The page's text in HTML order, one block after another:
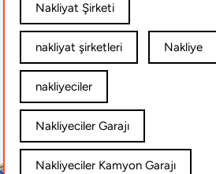
Nakliyat Şirketi
nakliyat şirketleri Nakliye
nakliyeciler
Nakliyeciler Garajı
Nakliyeciler Kamyon Garajı